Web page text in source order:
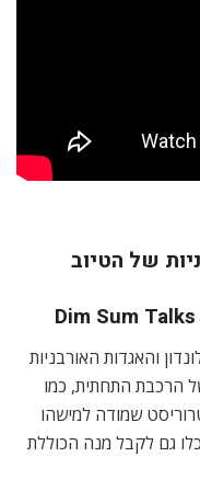
של הטיוב
Dim Sum
והאגדות האורבניות
הרכבת התחתית, כמו
שמודה למישהו
גם לקבל מנה הכוללת